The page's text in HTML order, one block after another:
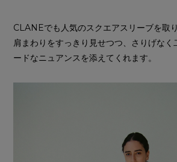
CLANEでも人気のスクエアスリーブを取
肩まわりをすっきり見せつつ、さりげなく
ードなニュアンスを添えてくれます。